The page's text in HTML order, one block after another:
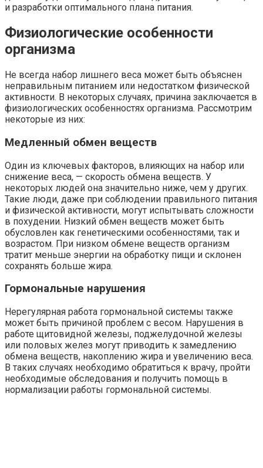
и разработки оптимального плана питания.
Физиологические особенности
организма
Не всегда набор лишнего веса может быть объяснен
неправильным питанием или недостатком физической
активности. В некоторых случаях, причина заключается в
физиологических особенностях организма. Рассмотрим
некоторые из них:
Медленный обмен веществ
Один из ключевых факторов, влияющих на набор или
снижение веса, — скорость обмена веществ. У
некоторых людей она значительно ниже, чем у других.
Такие люди, даже при соблюдении правильного питания
и физической активности, могут испытывать сложности
в похудении. Низкий обмен веществ может быть
обусловлен как генетическими особенностями, так и
возрастом. При низком обмене веществ организм
тратит меньше энергии на обработку пищи и склонен
сохранять больше жира.
Гормональные нарушения
Нерегулярная работа гормональной системы также
может быть причиной проблем с весом. Нарушения в
работе щитовидной железы, поджелудочной железы
или половых желез могут приводить к замедлению
обмена веществ, накоплению жира и увеличению веса.
В таких случаях необходимо обратиться к врачу, пройти
необходимые обследования и получить помощь в
нормализации работы гормональной системы.